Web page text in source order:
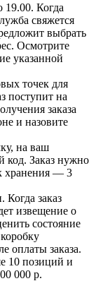
19.00. Когда
свяжется
выбрать
Осмотрите
указанной
точек для
поступит на
заказа
и назовите
на ваш
код. Заказ нужно
хранения — 3
Когда заказ
извещение о
состояние
оплаты заказа.
10 позиций и
000 р.